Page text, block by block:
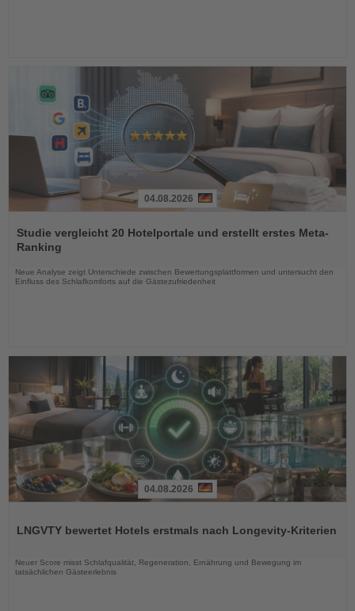
Sie
die
Nachrichten
04.08.2026
Studie vergleicht 20 Hotelportale und erstellt erstes Meta-
Ranking
Neue Analyse zeigt Unterschiede zwischen Bewertungsplattformen und untersucht den
Einfluss des Schlafkomforts auf die Gästezufriedenheit
die
04.08.2026
LNGVTY bewertet Hotels erstmals nach Longevity-Kriterien
Neuer Score misst Schlafqualität, Regeneration, Ernährung und Bewegung im
tatsächlichen Gästeerlebnis